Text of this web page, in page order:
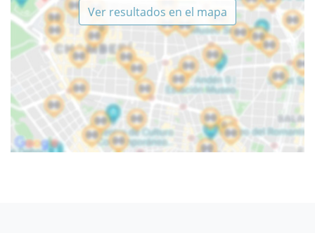
Ver resultados en el mapa